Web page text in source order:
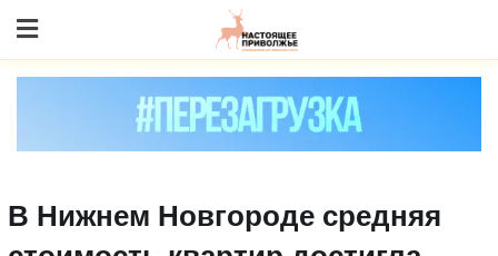
to content
В Нижнем Новгороде средняя